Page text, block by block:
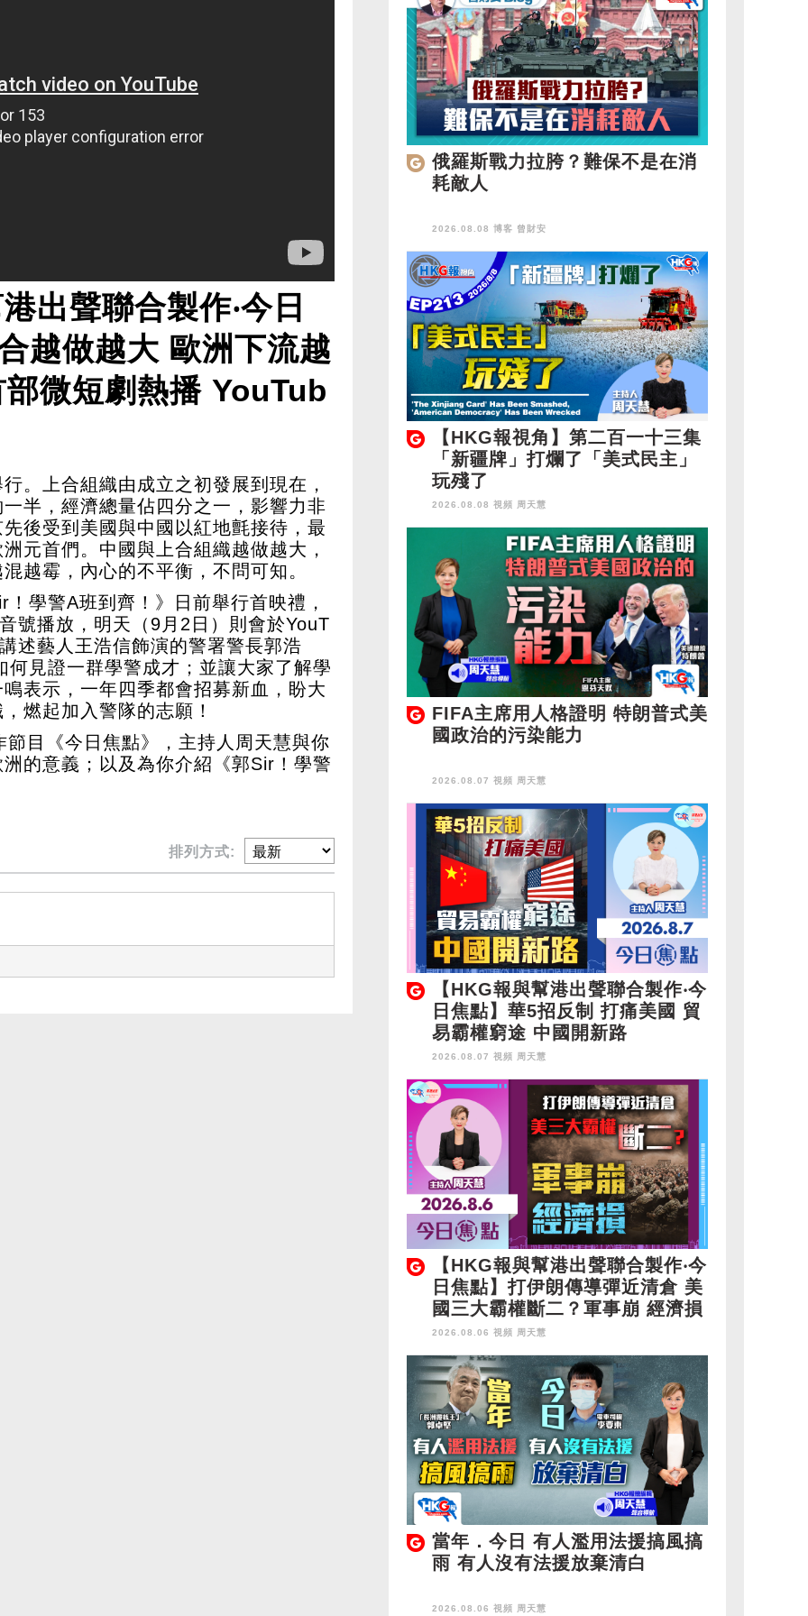
出聲聯合製作‧今日
越做越大 歐洲下流越
微短劇熱播 YouTub
。上合組織由成立之初發展到現在，
半，經濟總量佔四分之一，影響力非
後受到美國與中國以紅地氈接待，最
元首們。中國與上合組織越做越大，
越霉，內心的不平衡，不問可知。
學警A班到齊！》日前舉行首映禮，
號播放，明天（9月2日）則會於YouT
述藝人王浩信飾演的警署警長郭浩
見證一群學警成才；並讓大家了解學
表示，一年四季都會招募新血，盼大
燃起加入警隊的志願！
目《今日焦點》，主持人周天慧與你
的意義；以及為你介紹《郭Sir！學警
排列方式:
俄羅斯戰力拉胯？難保不是在消
耗敵人
2026.08.08 博客 曾財安
【HKG報視角】第二百一十三集
「新疆牌」打爛了「美式民主」
玩殘了
2026.08.08 視頻 周天慧
FIFA主席用人格證明 特朗普式美
國政治的污染能力
2026.08.07 視頻 周天慧
【HKG報與幫港出聲聯合製作‧今
日焦點】華5招反制 打痛美國 貿
易霸權窮途 中國開新路
2026.08.07 視頻 周天慧
【HKG報與幫港出聲聯合製作‧今
日焦點】打伊朗傳導彈近清倉 美
國三大霸權斷二？軍事崩 經濟損
2026.08.06 視頻 周天慧
當年．今日 有人濫用法援搞風搞
雨 有人沒有法援放棄清白
2026.08.06 視頻 周天慧